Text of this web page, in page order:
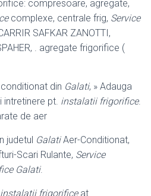
compresoare, agregate,
complexe, centrale frig, Service
SAFKAR ZANOTTI,
. agregate frigorifice (
din Galati, » Adauga
intretinere pt. instalatii frigorifice.
de aer
judetul GalatiAer-Conditionat,
Scari Rulante, Service
Galati.
frigorificeat